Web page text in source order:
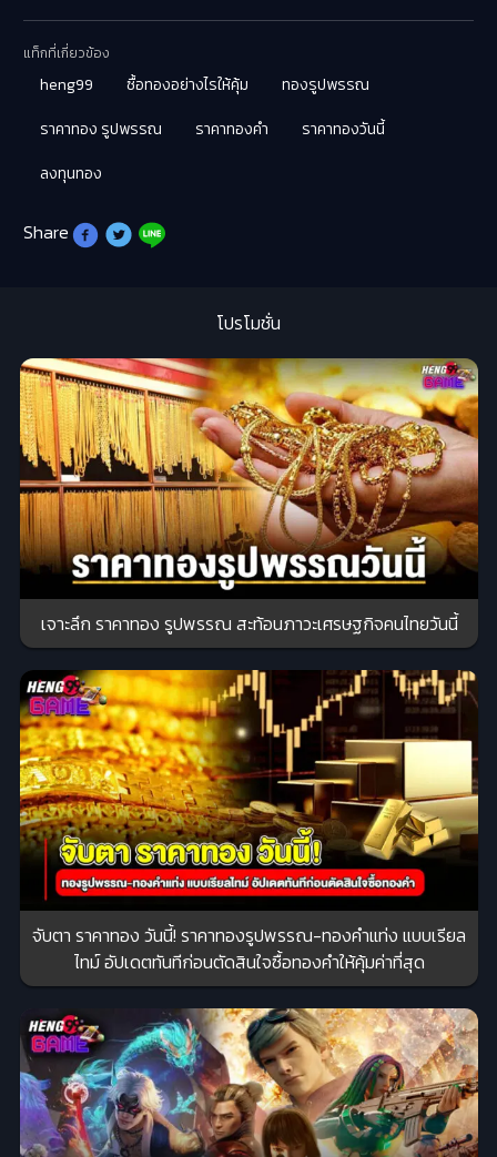
แท็กที่เกี่ยวข้อง
heng99 ซื้อทองอย่างไรให้คุ้ม
ทองรูปพรรณ
ราคาทอง รูปพรรณ
ราคาทองคำ
ราคาทองวันนี้
ลงทุนทอง
Share
โปรโมชั่น
เจาะลึก ราคาทอง รูปพรรณ สะท้อนภาวะเศรษฐกิจคนไทยวันนี้
จับตา ราคาทอง วันนี้! ราคาทองรูปพรรณ-ทองคำแท่ง แบบเรียล
ไทม์ อัปเดตทันทีก่อนตัดสินใจซื้อทองคำให้คุ้มค่าที่สุด